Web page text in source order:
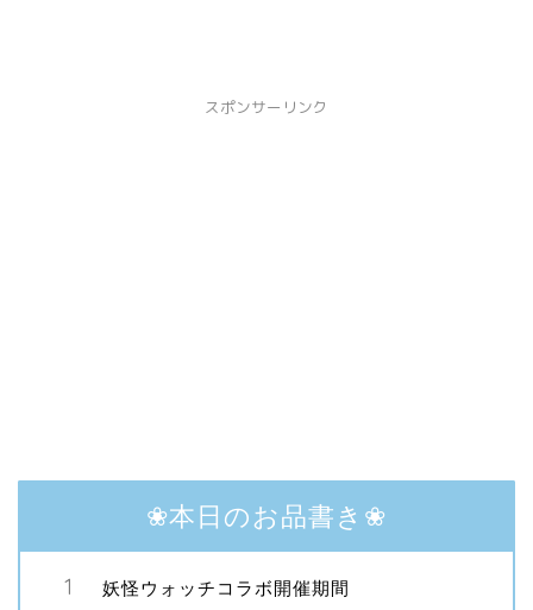
スポンサーリンク
❀本日のお品書き❀
妖怪ウォッチコラボ開催期間